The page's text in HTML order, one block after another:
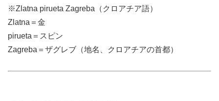
※Zlatna pirueta Zagreba（クロアチア語）
Zlatna＝金
pirueta＝スピン
Zagreba＝ザグレブ（地名、クロアチアの首都）